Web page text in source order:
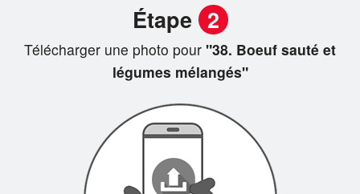
Étape 2
Télécharger une photo pour "38. Boeuf sauté et
légumes mélangés"